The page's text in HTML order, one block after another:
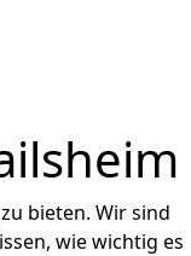
zu bieten. Wir sind
wie wichtig es